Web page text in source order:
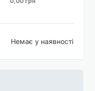
Немає у наявності